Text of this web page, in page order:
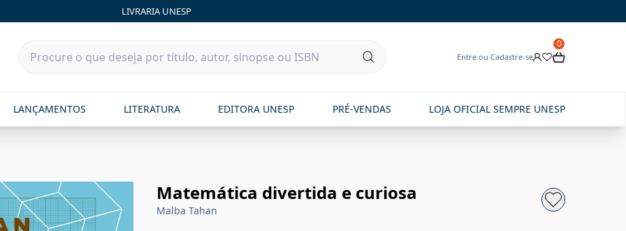
LIVRARIA UNESP
Entre ou Cadastre-se
0
LANÇAMENTOS LITERATURA EDITORA UNESP PRÉ-VENDAS LOJA OFICIAL SEMPRE UNESP
Matemática divertida e curiosa
Malba Tahan